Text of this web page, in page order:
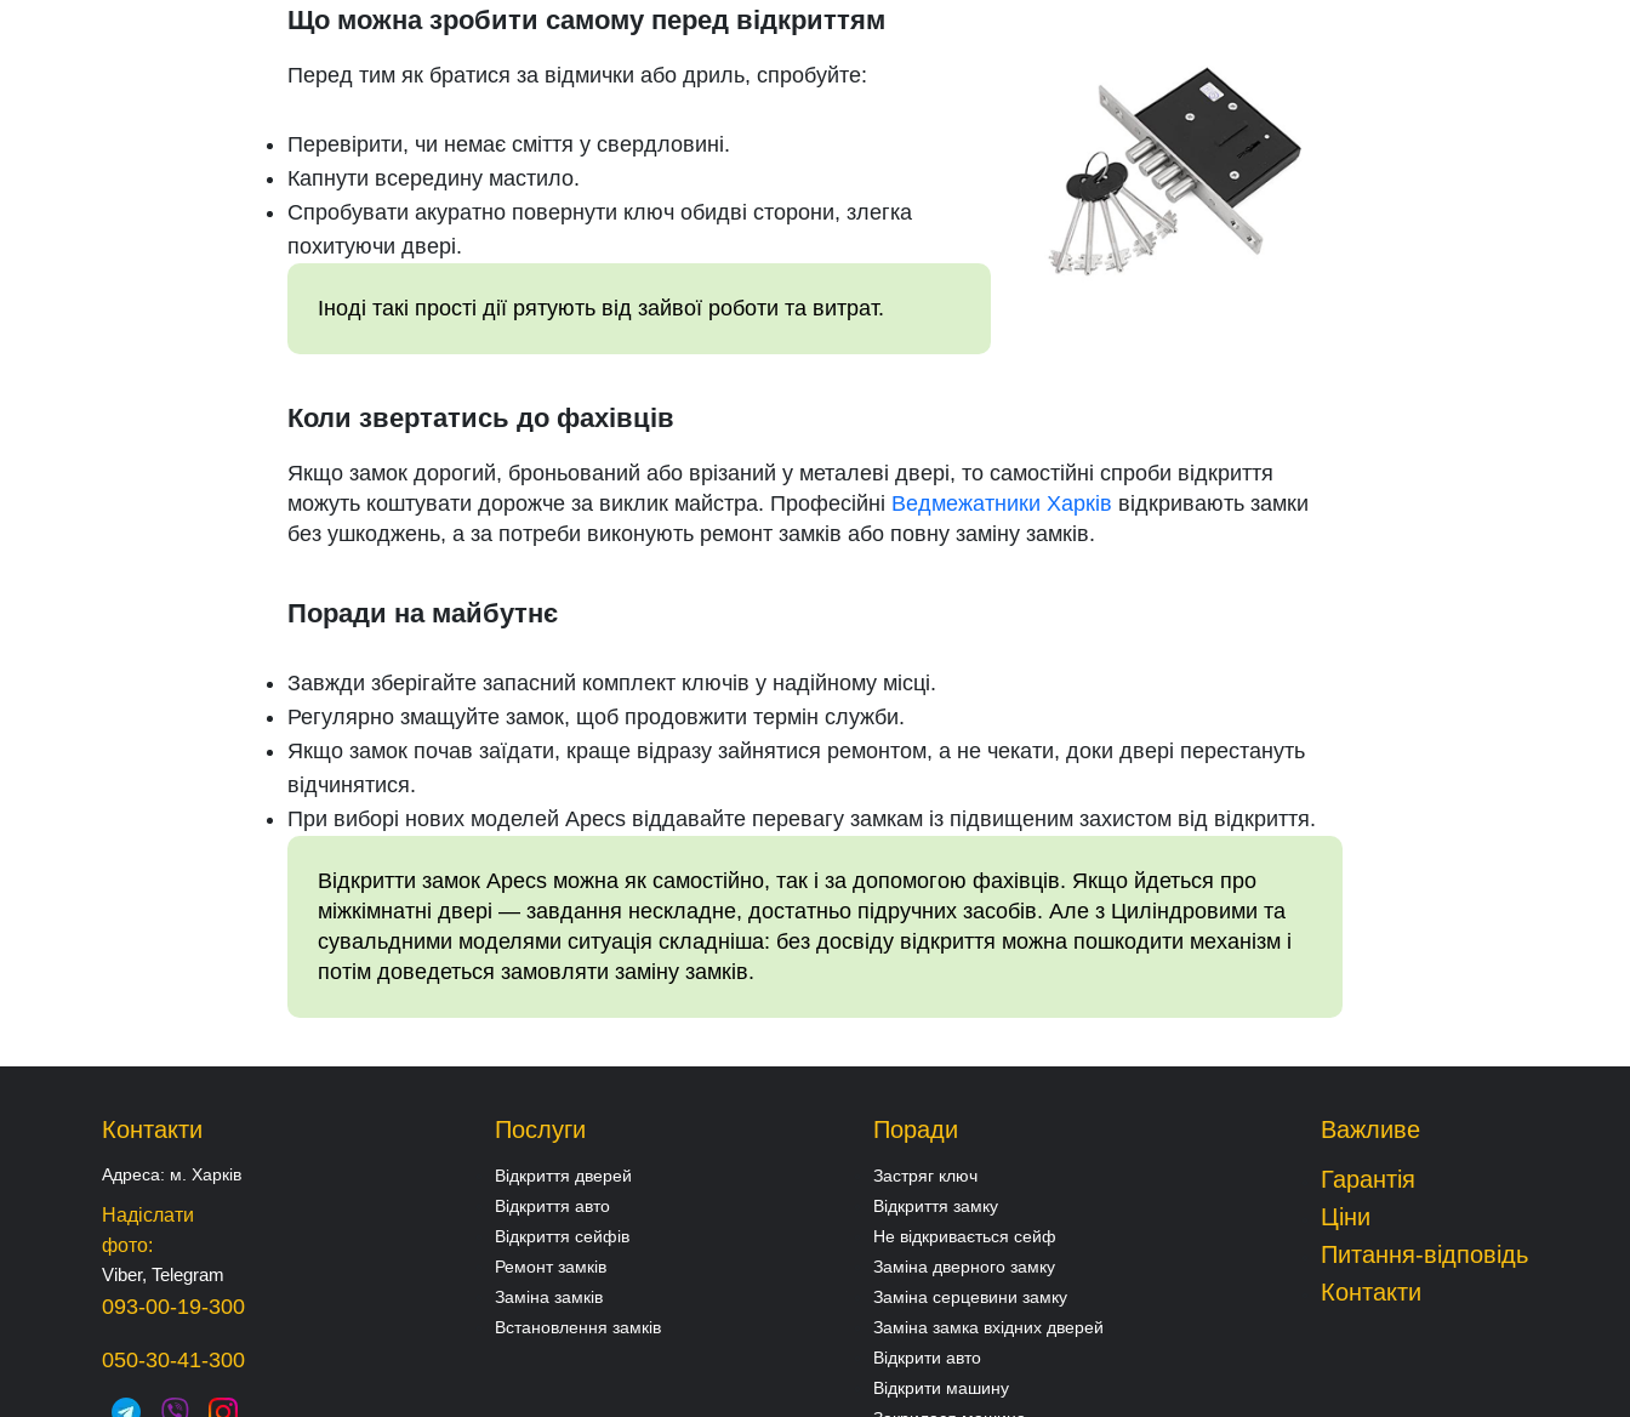
Що можна зробити самому перед відкриттям
Перед тим як братися за відмички або дриль, спробуйте:
Перевірити, чи немає сміття у свердловині.
Капнути всередину мастило.
Спробувати акуратно повернути ключ обидві сторони, злегка
похитуючи двері.
Іноді такі прості дії рятують від зайвої роботи та витрат.
Коли звертатись до фахівців
Якщо замок дорогий, броньований або врізаний у металеві двері, то самостійні спроби відкриття
можуть коштувати дорожче за виклик майстра. Професійні Ведмежатники Харків відкривають замки
без ушкоджень, а за потреби виконують ремонт замків або повну заміну замків.
Поради на майбутнє
Завжди зберігайте запасний комплект ключів у надійному місці.
Регулярно змащуйте замок, щоб продовжити термін служби.
Якщо замок почав заїдати, краще відразу зайнятися ремонтом, а не чекати, доки двері перестануть
відчинятися.
При виборі нових моделей Apecs віддавайте перевагу замкам із підвищеним захистом від відкриття.
Відкритти замок Apecs можна як самостійно, так і за допомогою фахівців. Якщо йдеться про
міжкімнатні двері — завдання нескладне, достатньо підручних засобів. Але з Циліндровими та
сувальдними моделями ситуація складніша: без досвіду відкриття можна пошкодити механізм і
потім доведеться замовляти заміну замків.
Контакти
Адреса: м. Харків
Надіслати
фото:
Viber, Telegram
093-00-19-300
050-30-41-300
Послуги
Відкриття дверей
Відкриття авто
Відкриття сейфів
Ремонт замків
Заміна замків
Встановлення замків
Поради
Застряг ключ
Відкриття замку
Не відкривається сейф
Заміна дверного замку
Заміна серцевини замку
Заміна замка вхідних дверей
Відкрити авто
Відкрити машину
Важливе
Гарантія
Ціни
Питання-відповідь
Контакти